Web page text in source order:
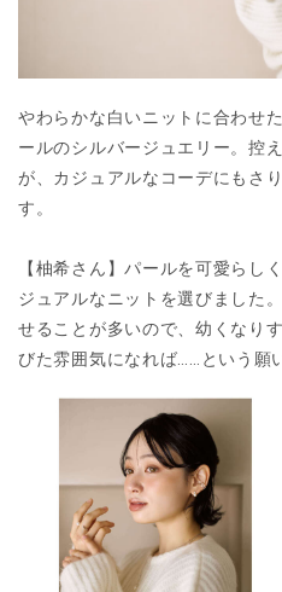
やわらかな白いニットに合わせ
ールのシルバージュエリー。控
が、カジュアルなコーデにもさ
す。
【柚希さん】パールを可愛らし
ジュアルなニットを選びました
せることが多いので、幼くなり
びた雰囲気になれば……という願